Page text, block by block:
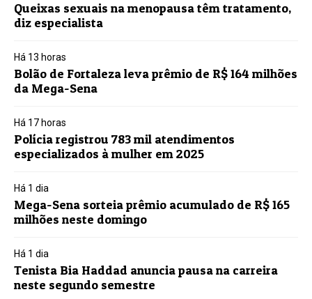
Queixas sexuais na menopausa têm tratamento,
diz especialista
Há 13 horas
Bolão de Fortaleza leva prêmio de R$ 164 milhões
da Mega-Sena
Há 17 horas
Polícia registrou 783 mil atendimentos
especializados à mulher em 2025
Há 1 dia
Mega-Sena sorteia prêmio acumulado de R$ 165
milhões neste domingo
Há 1 dia
Tenista Bia Haddad anuncia pausa na carreira
neste segundo semestre